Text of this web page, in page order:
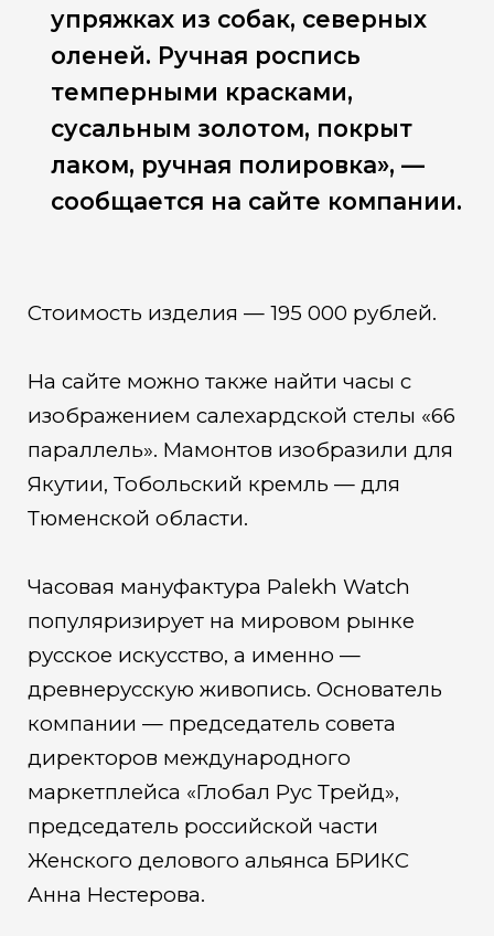
упряжках из собак, северных
оленей. Ручная роспись
темперными красками,
сусальным золотом, покрыт
лаком, ручная полировка», —
сообщается на сайте компании.
Стоимость изделия — 195 000 рублей.
На сайте можно также найти часы с
изображением салехардской стелы «66
параллель». Мамонтов изобразили для
Якутии, Тобольский кремль — для
Тюменской области.
Часовая мануфактура Palekh Watch
популяризирует на мировом рынке
русское искусство, а именно —
древнерусскую живопись. Основатель
компании — председатель совета
директоров международного
маркетплейса «Глобал Рус Трейд»,
председатель российской части
Женского делового альянса БРИКС
Анна Нестерова.